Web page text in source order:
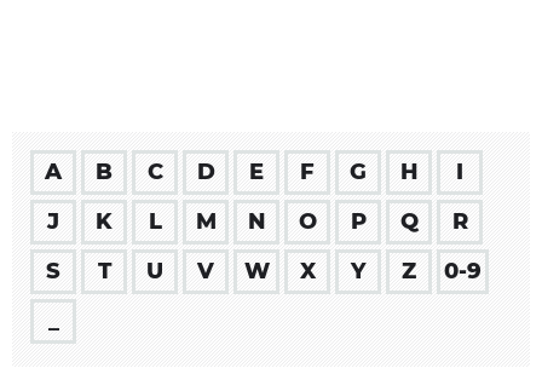
A B C D E F G H
I
J
K L M N O P Q
R
S
T U V W X Y Z
0-9